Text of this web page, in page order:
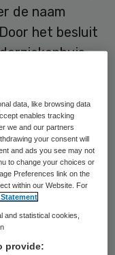
de naam
het besluit
met de
en
nieuw
het
vooral om de
De naam
en voor
data, like browsing data
enables tracking
we and our partners
your consent will
and ads you see may not
to change your choices or
Preferences link on the
within our Website. For
and statistical cookies,
provide: